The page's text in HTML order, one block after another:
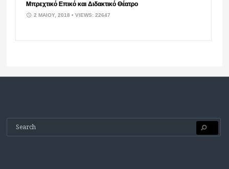
Μπρεχτικό Επικό και Διδακτικό Θέατρο
2 ΜΑΪ́ΟΥ, 2018• VIEWS: 22647